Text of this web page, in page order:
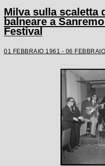
Milva sulla scaletta
balneare a
Festival
01 FEBBRAIO 1961 - 06